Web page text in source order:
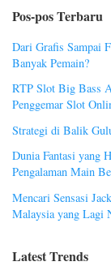
Pos-pos Terbaru
Dari Grafis Sampai
Banyak Pemain?
RTP Slot Big Bass
Penggemar Slot
Strategi di Balik
Dunia Fantasi yang
Pengalaman Main
Mencari Sensasi
Malaysia yang Lagi
Latest Trends